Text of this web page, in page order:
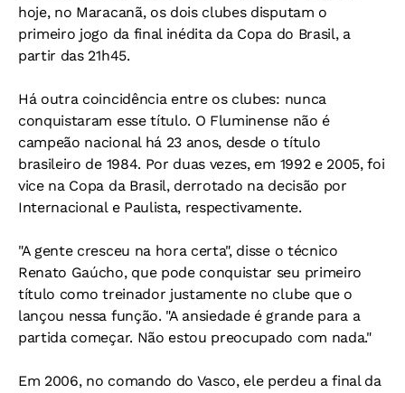
hoje, no Maracanã, os dois clubes disputam o
primeiro jogo da final inédita da Copa do Brasil, a
partir das 21h45.
Há outra coincidência entre os clubes: nunca
conquistaram esse título. O Fluminense não é
campeão nacional há 23 anos, desde o título
brasileiro de 1984. Por duas vezes, em 1992 e 2005, foi
vice na Copa da Brasil, derrotado na decisão por
Internacional e Paulista, respectivamente.
"A gente cresceu na hora certa", disse o técnico
Renato Gaúcho, que pode conquistar seu primeiro
título como treinador justamente no clube que o
lançou nessa função. "A ansiedade é grande para a
partida começar. Não estou preocupado com nada."
Em 2006, no comando do Vasco, ele perdeu a final da